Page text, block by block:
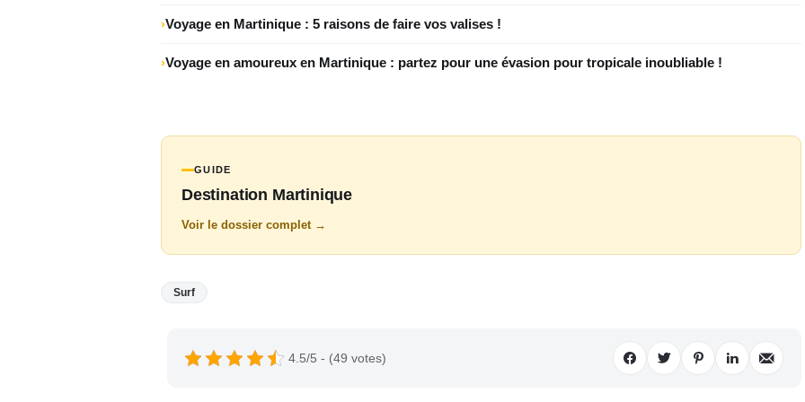
Voyage en Martinique : 5 raisons de faire vos valises !
Voyage en amoureux en Martinique : partez pour une évasion pour tropicale inoubliable !
GUIDE
Destination Martinique
Voir le dossier complet →
Surf
4.5/5 - (49 votes)